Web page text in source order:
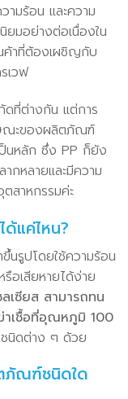
ามร้อน และความ
มอย่างต่อเนื่องใน
ค้าที่ต้องเผชิญกับ
เวฟ
ดที่ต่างกัน แต่การ
ษณะของผลิตภัณฑ์
ป็นหลัก ซึ่ง PP ก็ยัง
กหลายและมีความ
สาหกรรมค่ะ
แค่ไหน?
นรูปโดยใช้ความร้อน
อเสียหายได้ง่าย
เซียส สามารถทน
าเชื้อที่อุณหภูมิ 100
นิดต่าง ๆ ด้วย
ภัณฑ์ชนิดใด